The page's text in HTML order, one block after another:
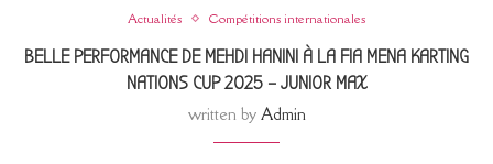
Actualités Compétitions internationales
BELLE PERFORMANCE DE MEHDI HANINI À LA FIA MENA KARTING
NATIONS CUP 2025 – JUNIOR MAX
written by Admin